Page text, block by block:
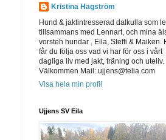
Kristina Hagström
Hund & jaktintresserad dalkulla som
tillsammans med Lennart, och mina
vorsteh hundar , Eila, Steffi & Maiken.
får du följa oss vad vi har för oss i vårt
dagliga liv med jakt, träning och uteliv.
Välkommen Mail: ujjens@telia.com
Visa hela min profil
Ujjens SV Eila